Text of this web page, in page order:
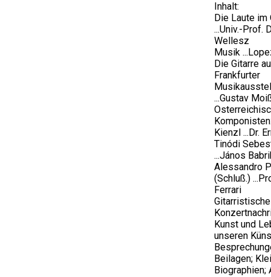
Inhalt:
Die Laute im
...Univ.-Prof.
Wellesz
Musik
Die Gitarre
Frankfurter
...Gustav
Kienzl ...Dr.
Tinódi
...János
Alessandro
(Schluß.)
Ferrari
Kunst und
unseren
Beilagen;
Biographien;